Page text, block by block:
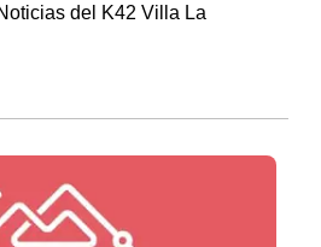
del K42 Villa La